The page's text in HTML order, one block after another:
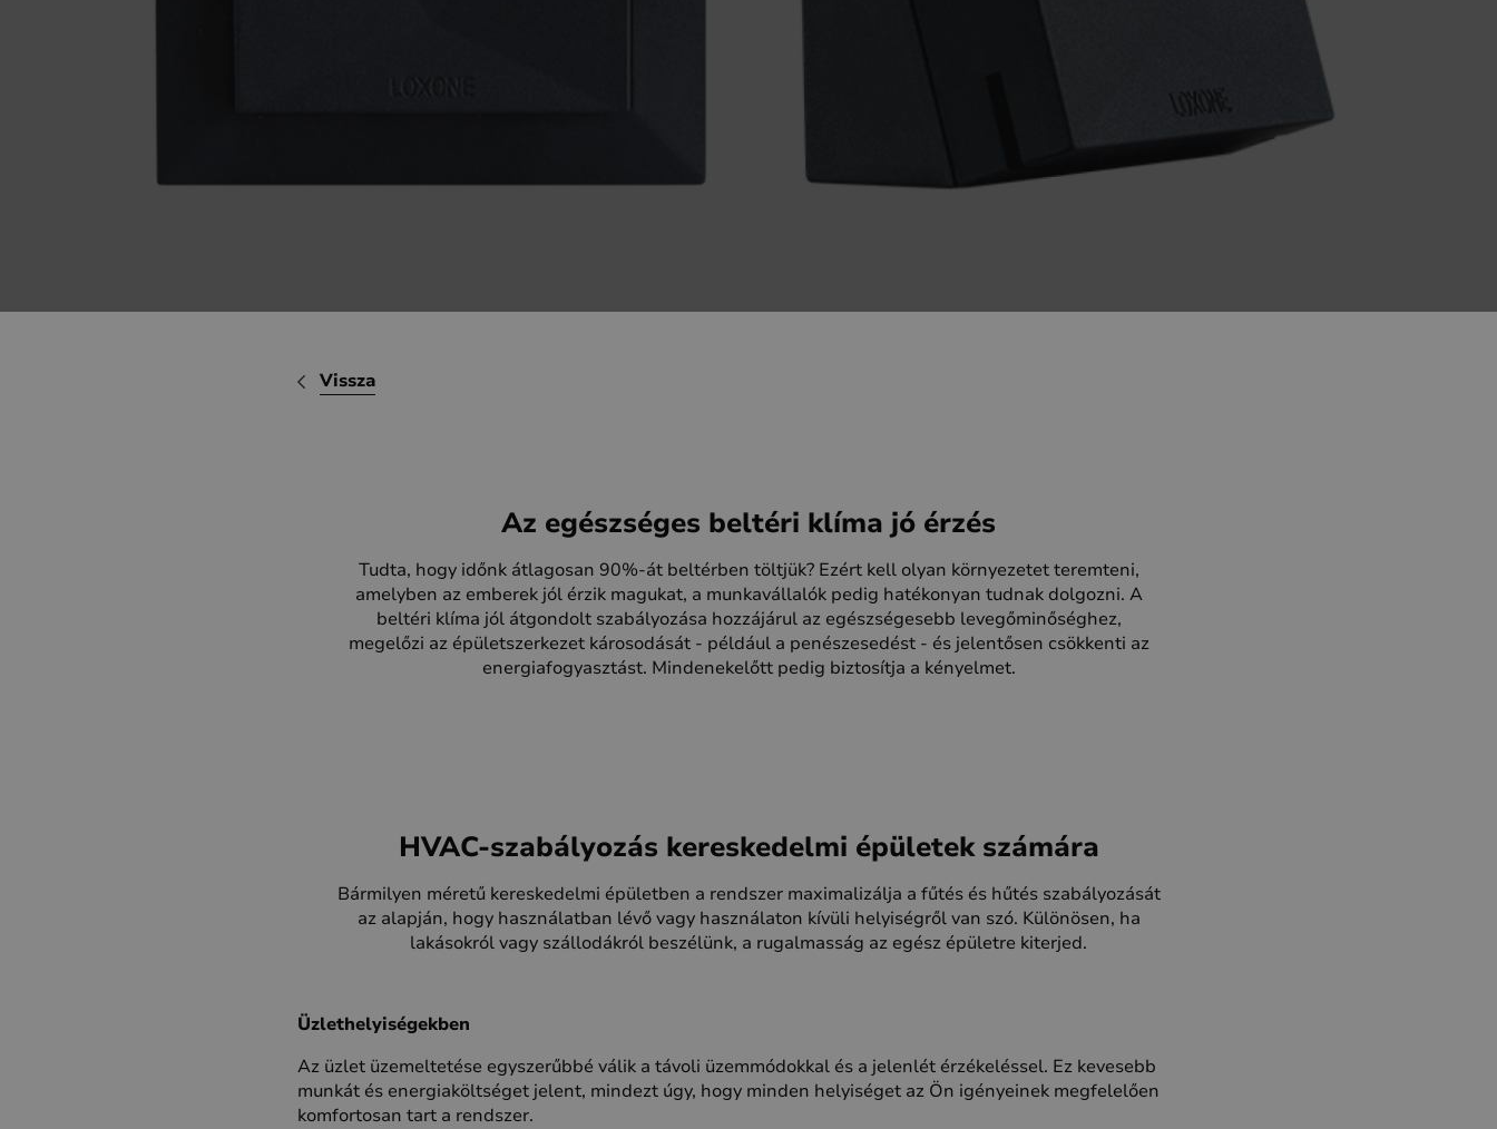
Vissza
Az egészséges beltéri klíma jó érzés
Tudta, hogy időnk átlagosan 90%-át beltérben töltjük? Ezért kell olyan környezetet teremteni,
amelyben az emberek jól érzik magukat, a munkavállalók pedig hatékonyan tudnak dolgozni. A
beltéri klíma jól átgondolt szabályozása hozzájárul az egészségesebb levegőminőséghez,
megelőzi az épületszerkezet károsodását - például a penészesedést - és jelentősen csökkenti az
energiafogyasztást. Mindenekelőtt pedig biztosítja a kényelmet.
HVAC-szabályozás kereskedelmi épületek számára
Bármilyen méretű kereskedelmi épületben a rendszer maximalizálja a fűtés és hűtés szabályozását
az alapján, hogy használatban lévő vagy használaton kívüli helyiségről van szó. Különösen, ha
lakásokról vagy szállodákról beszélünk, a rugalmasság az egész épületre kiterjed.
Üzlethelyiségekben
Az üzlet üzemeltetése egyszerűbbé válik a távoli üzemmódokkal és a jelenlét érzékeléssel. Ez kevesebb
munkát és energiaköltséget jelent, mindezt úgy, hogy minden helyiséget az Ön igényeinek megfelelően
komfortosan tart a rendszer.